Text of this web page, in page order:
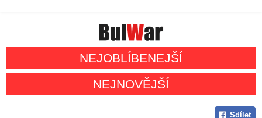
NEJOBLÍBENEJŠÍ
NEJNOVĚJŠÍ
Sdílet